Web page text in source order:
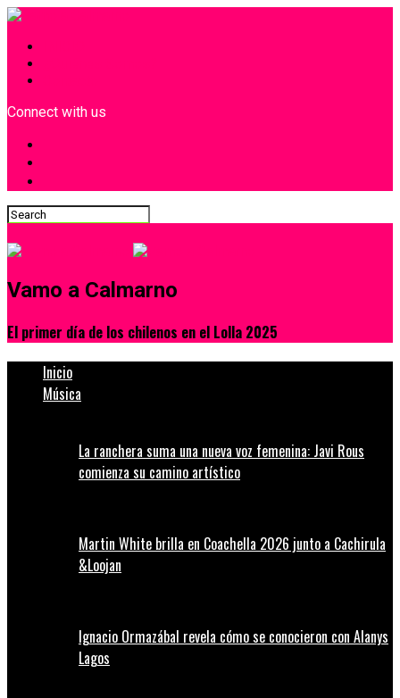
Connect with us
Vamo a Calmarno
El primer día de los chilenos en el Lolla 2025
Inicio
Música
La ranchera suma una nueva voz femenina: Javi Rous
comienza su camino artístico
Martin White brilla en Coachella 2026 junto a Cachirula
&Loojan
Ignacio Ormazábal revela cómo se conocieron con Alanys
Lagos